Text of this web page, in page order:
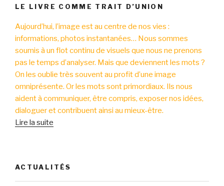
LE LIVRE COMME TRAIT D’UNION
Aujourd’hui, l’image est au centre de nos vies :
informations, photos instantanées… Nous sommes
soumis à un flot continu de visuels que nous ne prenons
pas le temps d’analyser. Mais que deviennent les mots ?
On les oublie très souvent au profit d’une image
omniprésente. Or les mots sont primordiaux. Ils nous
aident à communiquer, être compris, exposer nos idées,
dialoguer et contribuent ainsi au mieux-être.
Lire la suite
ACTUALITÉS